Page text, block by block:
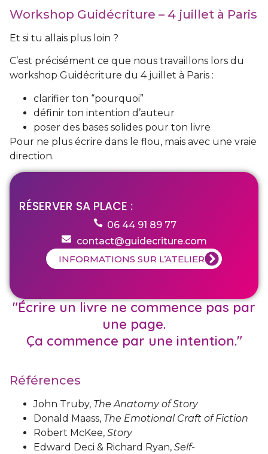
Workshop Guidécriture – 4 juillet à Paris
Et si tu allais plus loin ?
C’est précisément ce que nous travaillons lors du
workshop Guidécriture du 4 juillet à Paris :
clarifier ton “pourquoi”
définir ton intention d’auteur
poser des bases solides pour ton livre
Pour ne plus écrire dans le flou, mais avec une vraie
direction.
RÉSERVER SA PLACE :
06 44 91 89 77
contact@guidecriture.com
INFORMATIONS SUR L’ATELIER
"Écrire un livre ne commence pas par
une page.
Ça commence par une intention."
Références
John Truby, The Anatomy of Story
Donald Maass, The Emotional Craft of Fiction
Robert McKee, Story
Edward Deci & Richard Ryan, Self-